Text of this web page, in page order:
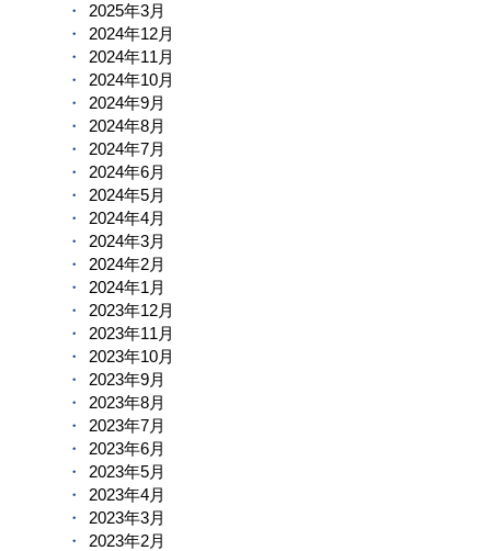
2025年3月
2024年12月
2024年11月
2024年10月
2024年9月
2024年8月
2024年7月
2024年6月
2024年5月
2024年4月
2024年3月
2024年2月
2024年1月
2023年12月
2023年11月
2023年10月
2023年9月
2023年8月
2023年7月
2023年6月
2023年5月
2023年4月
2023年3月
2023年2月